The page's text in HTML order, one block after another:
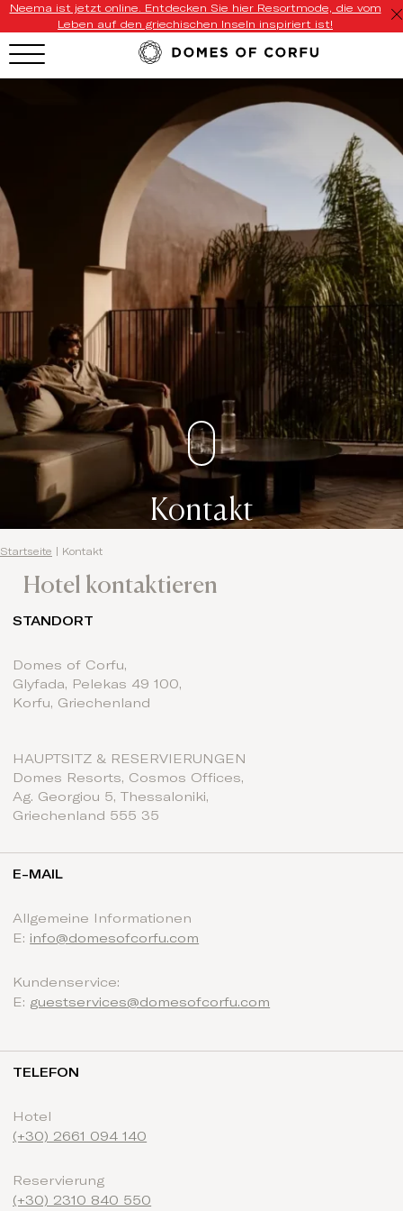
Neema ist jetzt online. Entdecken Sie hier Resortmode, die vom
Leben auf den griechischen Inseln inspiriert ist!
Kontakt
Startseite Kontakt
Hotel kontaktieren
STANDORT
Domes of Corfu,
Glyfada, Pelekas 49 100,
Korfu, Griechenland
HAUPTSITZ & RESERVIERUNGEN
Domes Resorts, Cosmos Offices,
Ag. Georgiou 5, Thessaloniki,
Griechenland 555 35
E-MAIL
Allgemeine Informationen
E: info@domesofcorfu.com
Kundenservice:
E: guestservices@domesofcorfu.com
TELEFON
Hotel
(+30) 2661 094 140
Reservierung
(+30) 2310 840 550